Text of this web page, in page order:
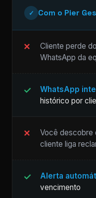
✓ Com o Pier
Cliente perde
WhatsApp da
WhatsApp
histórico por
Você descobre
cliente liga
Alerta
vencimento